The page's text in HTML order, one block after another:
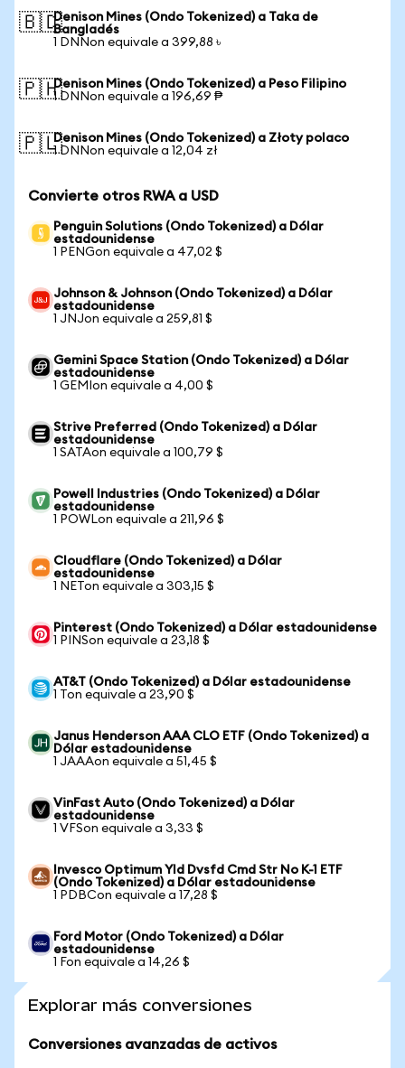
🇧🇩Denison Mines (Ondo Tokenized) a Taka de
Bangladés
1 DNNon equivale a 399,88 ৳
🇵🇭Denison Mines (Ondo Tokenized) a Peso Filipino
1 DNNon equivale a 196,69 ₱
🇵🇱Denison Mines (Ondo Tokenized) a Złoty polaco
1 DNNon equivale a 12,04 zł
Convierte otros RWA a USD
Penguin Solutions (Ondo Tokenized) a Dólar
estadounidense
1 PENGon equivale a 47,02 $
Johnson & Johnson (Ondo Tokenized) a Dólar
estadounidense
1 JNJon equivale a 259,81 $
Gemini Space Station (Ondo Tokenized) a Dólar
estadounidense
1 GEMIon equivale a 4,00 $
Strive Preferred (Ondo Tokenized) a Dólar
estadounidense
1 SATAon equivale a 100,79 $
Powell Industries (Ondo Tokenized) a Dólar
estadounidense
1 POWLon equivale a 211,96 $
Cloudflare (Ondo Tokenized) a Dólar
estadounidense
1 NETon equivale a 303,15 $
Pinterest (Ondo Tokenized) a Dólar estadounidense
1 PINSon equivale a 23,18 $
AT&T (Ondo Tokenized) a Dólar estadounidense
1 Ton equivale a 23,90 $
Janus Henderson AAA CLO ETF (Ondo Tokenized) a
Dólar estadounidense
1 JAAAon equivale a 51,45 $
VinFast Auto (Ondo Tokenized) a Dólar
estadounidense
1 VFSon equivale a 3,33 $
Invesco Optimum Yld Dvsfd Cmd Str No K-1 ETF
(Ondo Tokenized) a Dólar estadounidense
1 PDBCon equivale a 17,28 $
Ford Motor (Ondo Tokenized) a Dólar
estadounidense
1 Fon equivale a 14,26 $
Explorar más conversiones
Conversiones avanzadas de activos